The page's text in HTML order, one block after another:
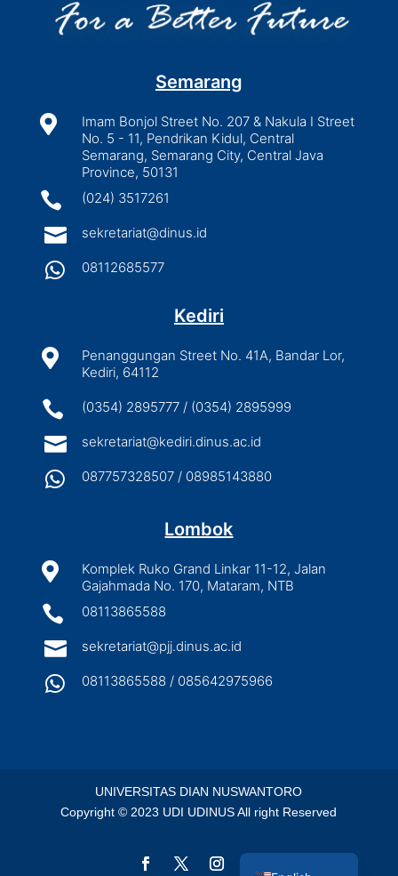
Semarang

Imam Bonjol Street No. 207 & Nakula I Street
No. 5 - 11, Pendrikan Kidul, Central
Semarang, Semarang City, Central Java
Province, 50131
 (024) 3517261
 sekretariat@dinus.id
 08112685577
Kediri

Penanggungan Street No. 41A, Bandar Lor,
Kediri, 64112
 (0354) 2895777 / (0354) 2895999
 sekretariat@kediri.dinus.ac.id
 087757328507 / 08985143880
Lombok

Komplek Ruko Grand Linkar 11-12, Jalan
Gajahmada No. 170, Mataram, NTB
 08113865588
 sekretariat@pjj.dinus.ac.id
 08113865588 / 085642975966
UNIVERSITAS DIAN NUSWANTORO
Copyright © 2023 UDI UDINUS All right Reserved